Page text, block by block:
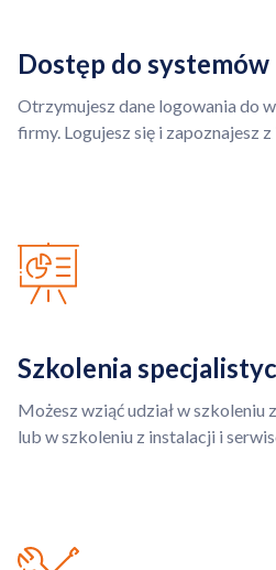
Dostęp do systemów
Otrzymujesz dane logowania do
firmy. Logujesz się i zapoznajesz
Szkolenia
Możesz wziąć udział w szkoleniu
lub w szkoleniu z instalacji i